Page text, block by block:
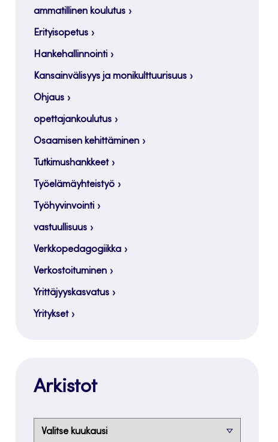
ammatillinen koulutus
Erityisopetus
Hankehallinnointi
Kansainvälisyys ja monikulttuurisuus
Ohjaus
opettajankoulutus
Osaamisen kehittäminen
Tutkimushankkeet
Työelämäyhteistyö
Työhyvinvointi
vastuullisuus
Verkkopedagogiikka
Verkostoituminen
Yrittäjyyskasvatus
Yritykset
Arkistot
Arkistot